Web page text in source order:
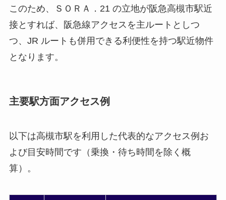
このため、ＳＯＲＡ．21 の立地が阪急高槻市駅近
接とすれば、阪急線アクセスを主ルートとしつ
つ、JR ルートも併用できる利便性を持つ駅近物件
となります。
主要駅方面アクセス例
以下は高槻市駅を利用した代表的なアクセス例お
よび目安時間です（乗換・待ち時間を除く概
算）。